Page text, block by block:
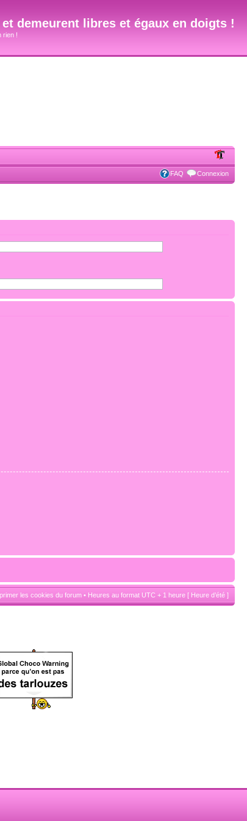
demeurent libres et égaux en doigts !
rien !
FAQ Connexion
les cookies du forum • Heures au format UTC + 1 heure [ Heure d’été ]